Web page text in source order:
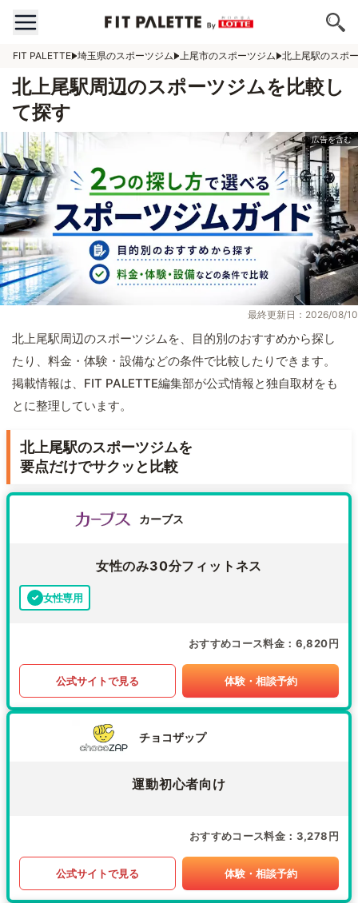
FIT PALETTE 埼玉県のスポーツジム 上尾市のスポーツジム 北上尾駅のスポ
北上尾駅周辺のスポーツジムを比較し
て探す
最終更新日：2026/08/10
北上尾駅周辺のスポーツジムを、目的別のおすすめから探し
たり、料金・体験・設備などの条件で比較したりできます。
掲載情報は、FIT PALETTE編集部が公式情報と独自取材をも
とに整理しています。
北上尾駅のスポーツジムを
要点だけでサクッと比較
カーブス
女性のみ30分フィットネス
女性専用
おすすめコース料金 6,820円
公式サイトで見る 体験・相談予約
チョコザップ
運動初心者向け
おすすめコース料金 3,278円
公式サイトで見る 体験・相談予約